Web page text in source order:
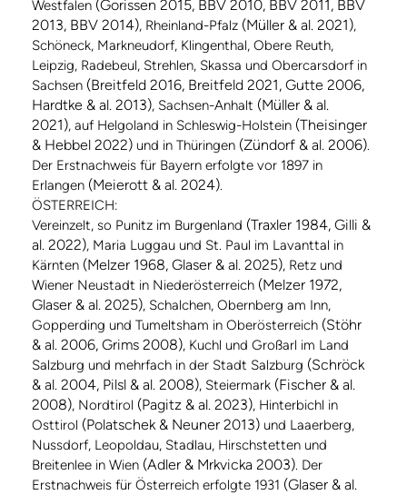
Westfalen (Gorissen 2015, BBV 2010, BBV 2011, BBV
2013, BBV 2014), Rheinland-Pfalz (Müller & al. 2021),
Schöneck, Markneudorf, Klingenthal, Obere Reuth,
Leipzig, Radebeul, Strehlen, Skassa und Obercarsdorf in
Sachsen (Breitfeld 2016, Breitfeld 2021, Gutte 2006,
Hardtke & al. 2013), Sachsen-Anhalt (Müller & al.
2021), auf Helgoland in Schleswig-Holstein (Theisinger
& Hebbel 2022) und in Thüringen (Zündorf & al. 2006).
Der Erstnachweis für Bayern erfolgte vor 1897 in
Erlangen (Meierott & al. 2024).
ÖSTERREICH:
Vereinzelt, so Punitz im Burgenland (Traxler 1984, Gilli &
al. 2022), Maria Luggau und St. Paul im Lavanttal in
Kärnten (Melzer 1968, Glaser & al. 2025), Retz und
Wiener Neustadt in Niederösterreich (Melzer 1972,
Glaser & al. 2025), Schalchen, Obernberg am Inn,
Gopperding und Tumeltsham in Oberösterreich (Stöhr
& al. 2006, Grims 2008), Kuchl und Großarl im Land
Salzburg und mehrfach in der Stadt Salzburg (Schröck
& al. 2004, Pilsl & al. 2008), Steiermark (Fischer & al.
2008), Nordtirol (Pagitz & al. 2023), Hinterbichl in
Osttirol (Polatschek & Neuner 2013) und Laaerberg,
Nussdorf, Leopoldau, Stadlau, Hirschstetten und
Breitenlee in Wien (Adler & Mrkvicka 2003). Der
Erstnachweis für Österreich erfolgte 1931 (Glaser & al.